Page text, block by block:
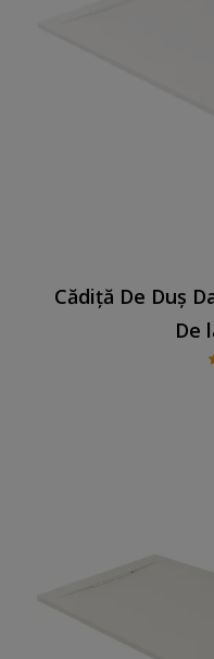
Cădiță De Duș
De